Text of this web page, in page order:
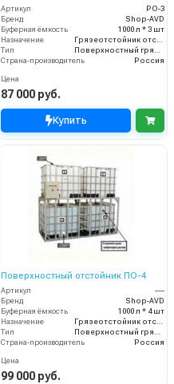
Артикул
PO-3
Бренд
Shop-AVD
Буферная ёмкость
1000 л * 3 шт
Назначение
Тип
Страна-производитель
Россия
Цена
87 000 руб.
Купить
Поверхностный отстойник ПО-4
Артикул
----
Бренд
Shop-AVD
Буферная ёмкость
1000 л * 4 шт
Назначение
Грязеотстойник отстойник для автомойки
Тип
Поверхностный грязеотстойник отстойник
Страна-производитель
Россия
Цена
99 000 руб.